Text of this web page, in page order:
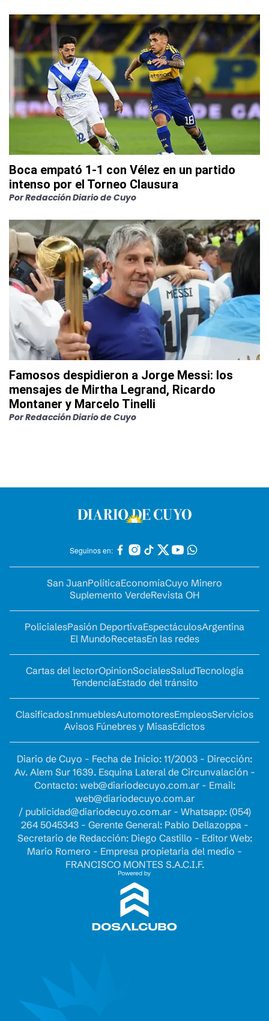
Boca empató 1-1 con Vélez en un partido
intenso por el Torneo Clausura
PorRedacción Diario de Cuyo
Famosos despidieron a Jorge Messi: los
mensajes de Mirtha Legrand, Ricardo
Montaner y Marcelo Tinelli
PorRedacción Diario de Cuyo
Seguinos en:
San JuanPolíticaEconomíaCuyo Minero
Suplemento VerdeRevista OH
PolicialesPasión DeportivaEspectáculosArgentina
El MundoRecetasEn las redes
Cartas del lectorOpinionSocialesSaludTecnología
TendenciaEstado del tránsito
ClasificadosInmueblesAutomotoresEmpleosServicios
Avisos Fúnebres y MisasEdictos
Diario de Cuyo - Fecha de Inicio: 11/2003 - Dirección:
Av. Alem Sur 1639. Esquina Lateral de Circunvalación -
Contacto: web@diariodecuyo.com.ar- Email:
web@diariodecuyo.com.ar
/ publicidad@diariodecuyo.com.ar- Whatsapp: (054)
264 5045343 - Gerente General: Pablo Dellazoppa -
Secretario de Redacción: Diego Castillo - Editor Web:
Mario Romero - Empresa propietaria del medio -
FRANCISCO MONTES S.A.C.I.F.